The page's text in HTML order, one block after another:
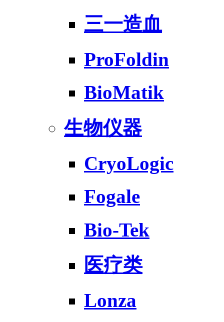
三一造血
ProFoldin
BioMatik
生物仪器
CryoLogic
Fogale
Bio-Tek
医疗类
Lonza